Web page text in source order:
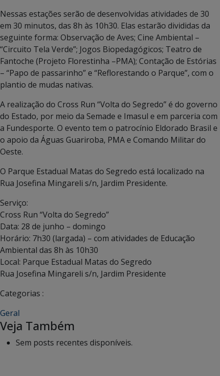
Nessas estações serão de desenvolvidas atividades de 30
em 30 minutos, das 8h às 10h30. Elas estarão divididas da
seguinte forma: Observação de Aves; Cine Ambiental –
“Circuito Tela Verde”; Jogos Biopedagógicos; Teatro de
Fantoche (Projeto Florestinha –PMA); Contação de Estórias
– “Papo de passarinho” e “Reflorestando o Parque”, com o
plantio de mudas nativas.
A realização do Cross Run “Volta do Segredo” é do governo
do Estado, por meio da Semade e Imasul e em parceria com
a Fundesporte. O evento tem o patrocínio Eldorado Brasil e
o apoio da Águas Guariroba, PMA e Comando Militar do
Oeste.
O Parque Estadual Matas do Segredo está localizado na
Rua Josefina Mingareli s/n, Jardim Presidente.
Serviço:
Cross Run “Volta do Segredo”
Data: 28 de junho – domingo
Horário: 7h30 (largada) – com atividades de Educação
Ambiental das 8h às 10h30
Local: Parque Estadual Matas do Segredo
Rua Josefina Mingareli s/n, Jardim Presidente
Categorias :
Geral
Veja Também
Sem posts recentes disponíveis.